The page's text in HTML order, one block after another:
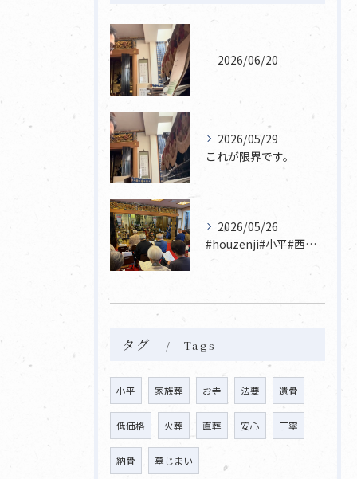
2026/06/20
2026/05/29
これが限界です。
2026/05/26
#houzenji#小平#西東京市#東村山#立川市国分寺市寺...
タグ Tags
小平 家族葬 お寺 法要 遺骨
低価格 火葬 直葬 安心 丁寧
納骨 墓じまい